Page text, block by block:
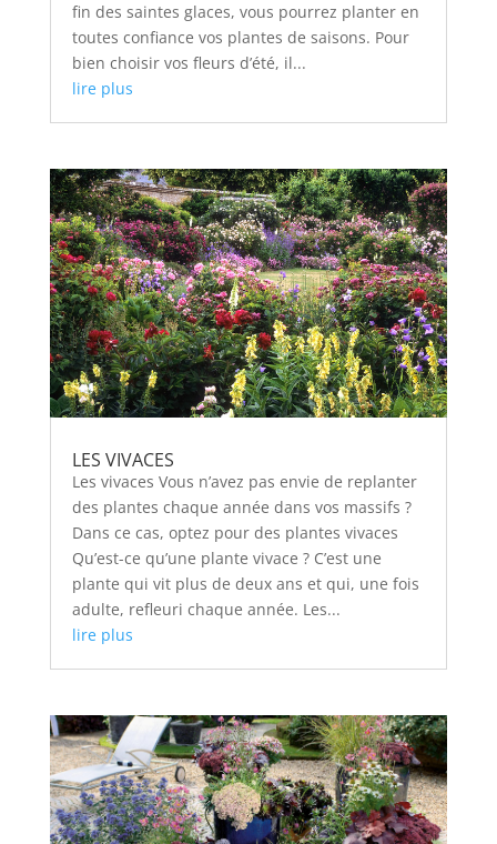
fin des saintes glaces, vous pourrez planter en
toutes confiance vos plantes de saisons. Pour
bien choisir vos fleurs d’été, il...
lire plus
LES VIVACES
Les vivaces Vous n’avez pas envie de replanter
des plantes chaque année dans vos massifs ?
Dans ce cas, optez pour des plantes vivaces
Qu’est-ce qu’une plante vivace ? C’est une
plante qui vit plus de deux ans et qui, une fois
adulte, refleuri chaque année. Les...
lire plus